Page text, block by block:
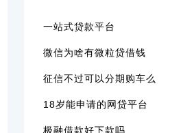
一站式贷款平台
微信为啥有微粒贷借钱
征信不过可以分期购车么
18岁能申请的网贷平台
极融借款好下款吗